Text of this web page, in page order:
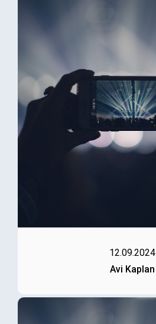
12.09.2024
Avi Kaplan